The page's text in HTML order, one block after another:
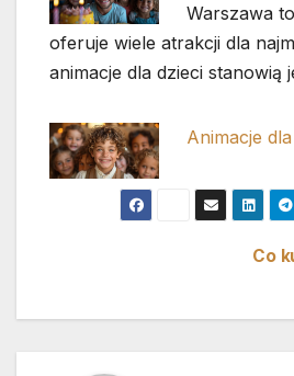
Warszawa
oferuje wiele atrakcji dla
animacje dla dzieci stanowią
Animacje
wpisu
Co